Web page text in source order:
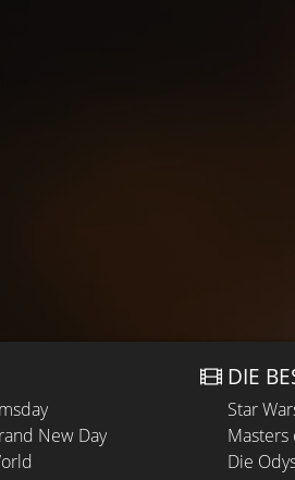
New Day
DIE
Star
Masters
Die